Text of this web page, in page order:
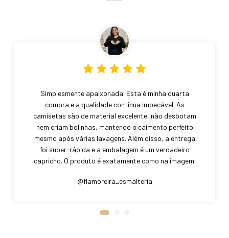
Simplesmente apaixonada! Esta é minha quarta
compra e a qualidade continua impecável. As
camisetas são de material excelente, não desbotam
nem criam bolinhas, mantendo o caimento perfeito
mesmo após várias lavagens. Além disso, a entrega
foi super-rápida e a embalagem é um verdadeiro
capricho. O produto é exatamente como na imagem.
@flamoreira_esmalteria